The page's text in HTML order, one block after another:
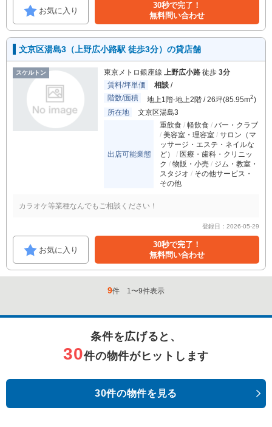
お気に入り
30秒で完了！
無料問い合わせ
文京区湯島3（上野広小路駅 徒歩3分）の貸店舗
スケルトン 東京メトロ銀座線 上野広小路 徒歩 3分
賃料/坪単価
相談 /
階数/面積
地上1階-地上2階 / 26坪(85.95m2)
所在地
文京区湯島3
出店可能業態
重飲食 軽飲食
バー・クラブ
美容室・理容室
サロン（マ
ッサージ・エステ・ネイルな
ど）
医療・歯科・クリニッ
ク
物販・小売
ジム・教室・
スタジオ
その他サービス・
その他
カラオケ等業種なんでもご相談ください！
登録日：2026-05-29
お気に入り
30秒で完了！
無料問い合わせ
9件 1〜9件表示
条件を広げると、
30件の物件がヒットします
30件の物件を見る